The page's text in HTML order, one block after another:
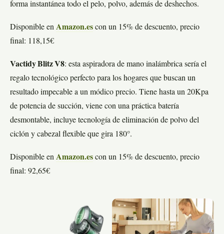
forma instantánea todo el pelo, polvo, además de deshechos.
Disponible en Amazon.es con un 15% de descuento, precio
final: 118,15€
Vactidy Blitz V8: esta aspiradora de mano inalámbrica sería el
regalo tecnológico perfecto para los hogares que buscan un
resultado impecable a un módico precio. Tiene hasta un 20Kpa
de potencia de succión, viene con una práctica batería
desmontable, incluye tecnología de eliminación de polvo del
ciclón y cabezal flexible que gira 180°.
Disponible en Amazon.es con un 15% de descuento, precio
final: 92,65€